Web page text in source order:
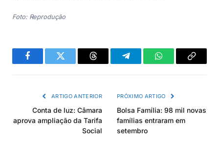
Foto: Reprodução
FacebookTwitter Threads TelegramWhatsAppCopiar
ARTIGO ANTERIOR
Conta de luz: Câmara
aprova ampliação da Tarifa
Social
PRÓXIMO ARTIGO
Bolsa Família: 98 mil novas
famílias entraram em
setembro